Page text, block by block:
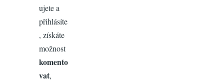
ujete a
přihlásíte
, získáte
možnost
komento
vat,